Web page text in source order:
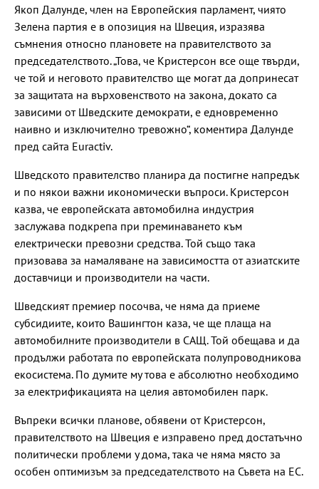
Якоп Далунде, член на Европейския парламент, чиято
Зелена партия е в опозиция на Швеция, изразява
съмнения относно плановете на правителството за
председателството. „Това, че Кристерсон все още твърди,
че той и неговото правителство ще могат да допринесат
за защитата на върховенството на закона, докато са
зависими от Шведските демократи, е едновременно
наивно и изключително тревожно“, коментира Далунде
пред сайта Euractiv.
Шведското правителство планира да постигне напредък
и по някои важни икономически въпроси. Кристерсон
казва, че европейската автомобилна индустрия
заслужава подкрепа при преминаването към
електрически превозни средства. Той също така
призовава за намаляване на зависимостта от азиатските
доставчици и производители на части.
Шведският премиер посочва, че няма да приеме
субсидиите, които Вашингтон каза, че ще плаща на
автомобилните производители в САЩ. Той обещава и да
продължи работата по европейската полупроводникова
екосистема. По думите му това е абсолютно необходимо
за електрификацията на целия автомобилен парк.
Въпреки всички планове, обявени от Кристерсон,
правителството на Швеция е изправено пред достатъчно
политически проблеми у дома, така че няма място за
особен оптимизъм за председателството на Съвета на ЕС.